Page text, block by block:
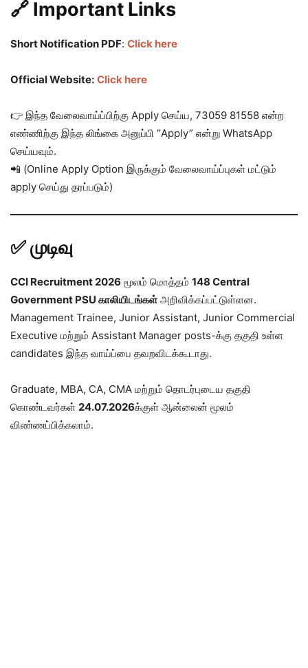
🔗 Important Links
Short Notification PDF: Click here
Official Website: Click here
👉 இந்த வேலைவாய்ப்பிற்கு Apply செய்ய, 73059 81558 என்ற
எண்ணிற்கு இந்த லிங்கை அனுப்பி “Apply” என்று WhatsApp
செய்யவும்.
📲 (Online Apply Option இருக்கும் வேலைவாய்ப்புகள் மட்டும்
apply செய்து தரப்படும்)
✅ முடிவு
CCI Recruitment 2026 மூலம் மொத்தம் 148 Central
Government PSU காலியிடங்கள்அறிவிக்கப்பட்டுள்ளன.
Management Trainee, Junior Assistant, Junior Commercial
Executive மற்றும் Assistant Manager posts-க்கு தகுதி உள்ள
candidates இந்த வாய்ப்பை தவறவிடக்கூடாது.
Graduate, MBA, CA, CMA மற்றும் தொடர்புடைய தகுதி
கொண்டவர்கள் 24.07.2026க்குள் ஆன்லைன் மூலம்
விண்ணப்பிக்கலாம்.